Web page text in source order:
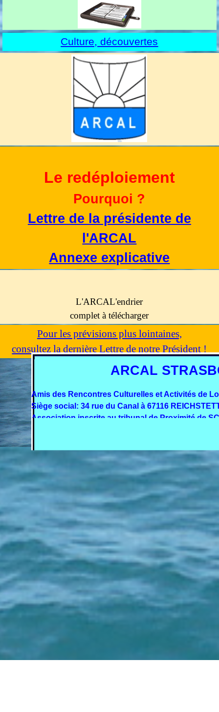
Culture, découvertes
Le redéploiement
Pourquoi ?
Lettre de la présidente de
l'ARCAL
Annexe explicative
L'ARCAL'endrier
complet à télécharger
Pour les prévisions plus lointaines,
consultez la dernière Lettre de notre Président !
ARCAL
Amis des Rencontres Culturelles et Activités de
Siège social: 34 rue du Canal à 67116
Association inscrite au tribunal de Proximité de
Retourner au contenu